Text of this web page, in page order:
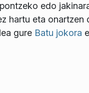
edo
hartu eta onartzen
gure Batu jokora